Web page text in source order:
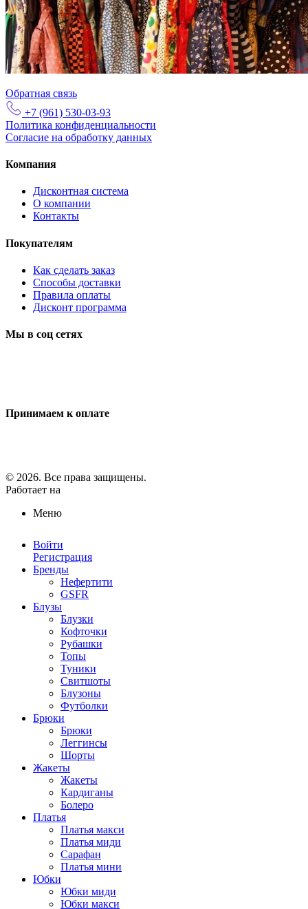
Обратная связь
+7 (961) 530-03-93
Политика конфиденциальности
Согласие на обработку данных
Компания
Дисконтная система
О компании
Контакты
Покупателям
Как сделать заказ
Способы доставки
Правила оплаты
Дисконт программа
Мы в соц сетях
Принимаем к оплате
© 2026. Все права защищены.
Работает на
Меню
Войти
Регистрация
Бренды
Нефертити
GSFR
Блузы
Блузки
Кофточки
Рубашки
Топы
Туники
Свитшоты
Блузоны
Футболки
Брюки
Брюки
Леггинсы
Шорты
Жакеты
Жакеты
Кардиганы
Болеро
Платья
Платья макси
Платья миди
Сарафан
Платья мини
Юбки
Юбки миди
Юбки макси